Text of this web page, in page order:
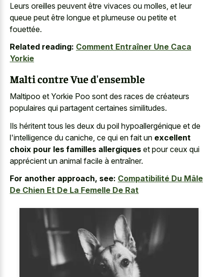
Leurs oreilles peuvent être vivaces ou molles, et leur
queue peut être longue et plumeuse ou petite et
fouettée.
Related reading: Comment Entraîner Une Caca
Yorkie
Malti contre Vue d'ensemble
Maltipoo et Yorkie Poo sont des races de créateurs
populaires qui partagent certaines similitudes.
Ils héritent tous les deux du poil hypoallergénique et de
l'intelligence du caniche, ce qui en fait un excellent
choix pour les familles allergiques et pour ceux qui
apprécient un animal facile à entraîner.
For another approach, see: Compatibilité Du Mâle
De Chien Et De La Femelle De Rat